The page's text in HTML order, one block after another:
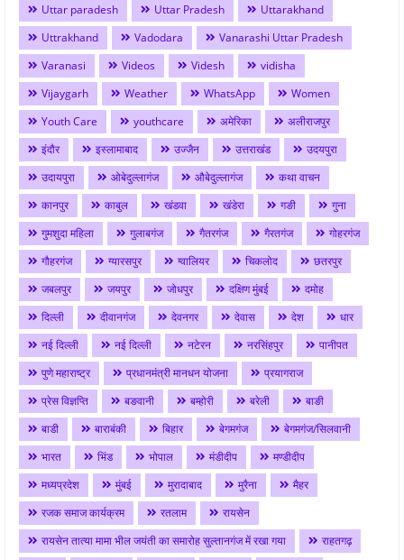
Uttar paradesh
Uttar Pradesh
Uttarakhand
Uttrakhand
Vadodara
Vanarashi Uttar Pradesh
Varanasi
Videos Videsh
vidisha
Vijaygarh
Weather WhatsApp
Women
Youth Care
youthcare अमेरिका
अलीराजपुर
इंदौर
इस्लामाबाद उज्जैन उत्तराखंड
उदयपुरा
उदायपुरा
ओबेदुल्लागंज औबेदुल्लागंज
कथा वाचन
कानपुर
काबुल खंडवा खंडेरा गङी
गुना
गुमशुदा महिला
गुलाबगंज गैतरगंज गैरतगंज
गोहरगंज
गौहरगंज
ग्यारसपुर ग्वालियर चिकलोद
छतरपुर
जबलपुर
जयपुर जोधपुर दक्षिण मुंबई
दमोह
दिल्ली
दीवानगंज देवनगर देवास देश
धार
नई दिल्ली
नई दिल्ली नटेरन नरसिंहपुर
पानीपत
पुणे महाराष्ट्र
प्रधानमंत्री मानधन योजना
प्रयागराज
प्रेस विज्ञप्ति
बङवानी बम्होरी बरेली
बाङी
बाडी
बाराबंकी बिहार बेगमगंज
बेगमगंज/सिलवानी
भारत
भिंड भोपाल मंडीदीप
मण्डीदीप
मध्यप्रदेश
मुंबई मुरादाबाद मुरैना
मैहर
रजक समाज कार्यक्रम
रतलाम
रायसेन
रायसेन तात्या मामा भील जयंती का समारोह सुल्तानगंज में रखा गया
राहतगढ़